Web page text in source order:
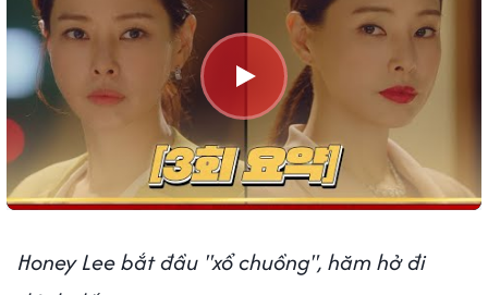
Honey Lee bắt đầu "xổ chuồng", hăm hở đi